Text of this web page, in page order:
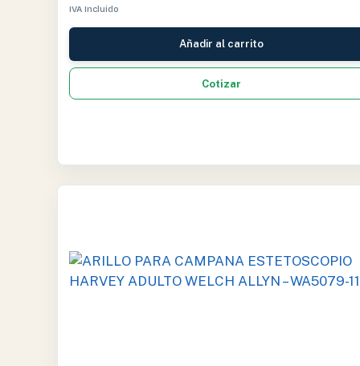
IVA Incluido
Añadir al carrito
Cotizar